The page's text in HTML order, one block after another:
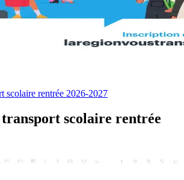
scolaire rentrée 2026-2027
scolaire rentrée